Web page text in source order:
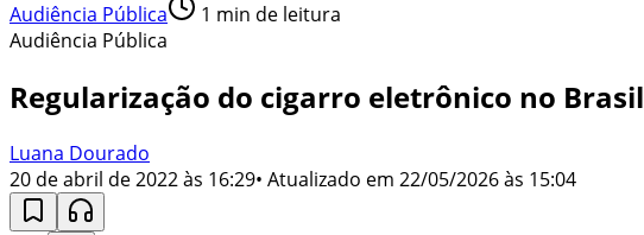
Audiência Pública 1 min de leitura
Audiência Pública
Regularização do cigarro eletrônico no Brasil
Luana Dourado
20 de abril de 2022 às 16:29• Atualizado em 22/05/2026 às 15:04